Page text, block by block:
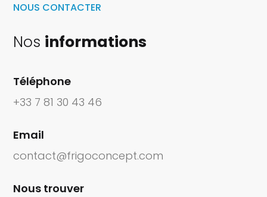
NOUS CONTACTER
Nos informations
Téléphone
+33 7 81 30 43 46
Email
contact@frigoconcept.com
Nous trouver